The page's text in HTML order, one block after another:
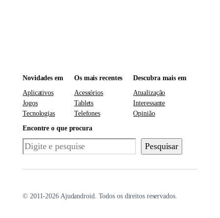
Novidades em
Aplicativos
Jogos
Tecnologias
Os mais recentes
Acessórios
Tablets
Telefones
Descubra mais em
Atualização
Interessante
Opinião
Encontre o que procura
Pesquisar Pesquisar
© 2011-2026 Ajudandroid. Todos os direitos reservados.